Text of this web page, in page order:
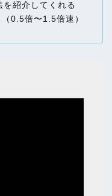
紹介してくれる
0.5倍〜1.5倍速）